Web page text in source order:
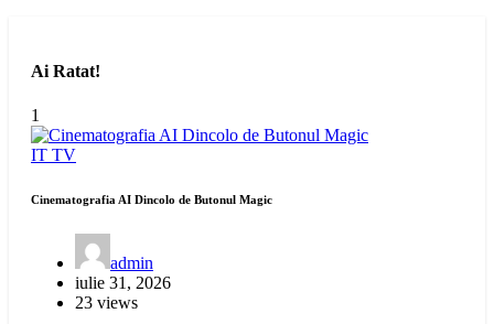
Ai Ratat!
1
IT TV
Cinematografia AI Dincolo de Butonul Magic
admin
iulie 31, 2026
23 views